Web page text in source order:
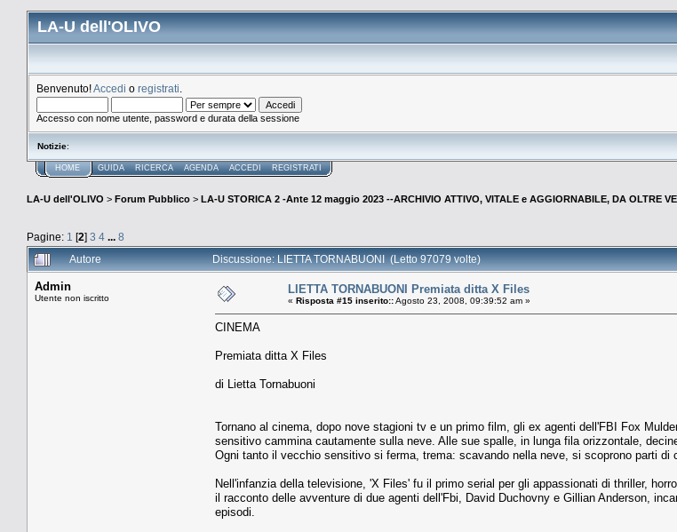
LA-U dell'OLIVO
Benvenuto!Accedi o registrati
Accesso con nome utente, password e durata della sessione
Notizie:
HOME GUIDA RICERCA AGENDA ACCEDI REGISTRATI
LA-U dell'OLIVO > Forum Pubblico > LA-U STORICA 2 -Ante 12 maggio 2023 --ARCHIVIO ATTIVO, VITALE e AGGIORNABILE, DA OLTRE
Pagine: 1 [2] 3 4 ... 8
Autore Discussione: LIETTA TORNABUONI (Letto 97079 volte)
Admin
Utente non iscritto
LIETTA TORNABUONI Premiata ditta X Files
« Risposta #15 inserito::Agosto 23, 2008, 09:39:52 am »
CINEMA
Premiata ditta X Files
di Lietta Tornabuoni
Tornano al cinema, dopo nove stagioni tv e un primo film, gli ex agenti dell'FBI Fox
sensitivo cammina cautamente sulla neve. Alle sue spalle, in lunga fila orizzontale,
Ogni tanto il vecchio sensitivo si ferma, trema: scavando nella neve, si scoprono parti
Nell'infanzia della televisione, 'X Files' fu il primo serial per gli appassionati di thriller,
il racconto delle avventure di due agenti dell'Fbi, David Duchovny e Gillian Anderson,
episodi.